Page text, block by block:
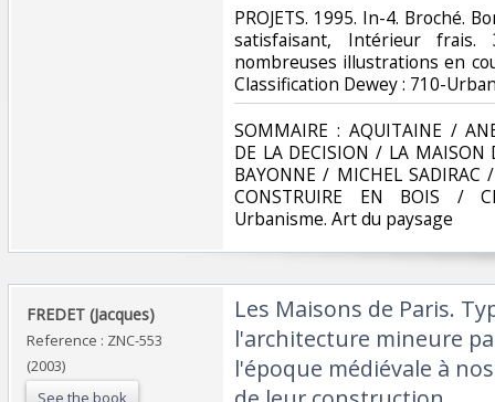
‎PROJETS. 1995. In-4. Broché.
satisfaisant, Intérieur frais.
nombreuses illustrations en
Classification Dewey : 710-
‎SOMMAIRE : AQUITAINE /
DE LA DECISION / LA MAISON
BAYONNE / MICHEL SADIRAC
CONSTRUIRE EN BOIS /
Urbanisme. Art du paysage‎
‎FREDET (Jacques)‎
Reference : ZNC-553
(2003)
See the book
‎Les Maisons de Paris.
l'architecture mineure
l'époque médiévale à